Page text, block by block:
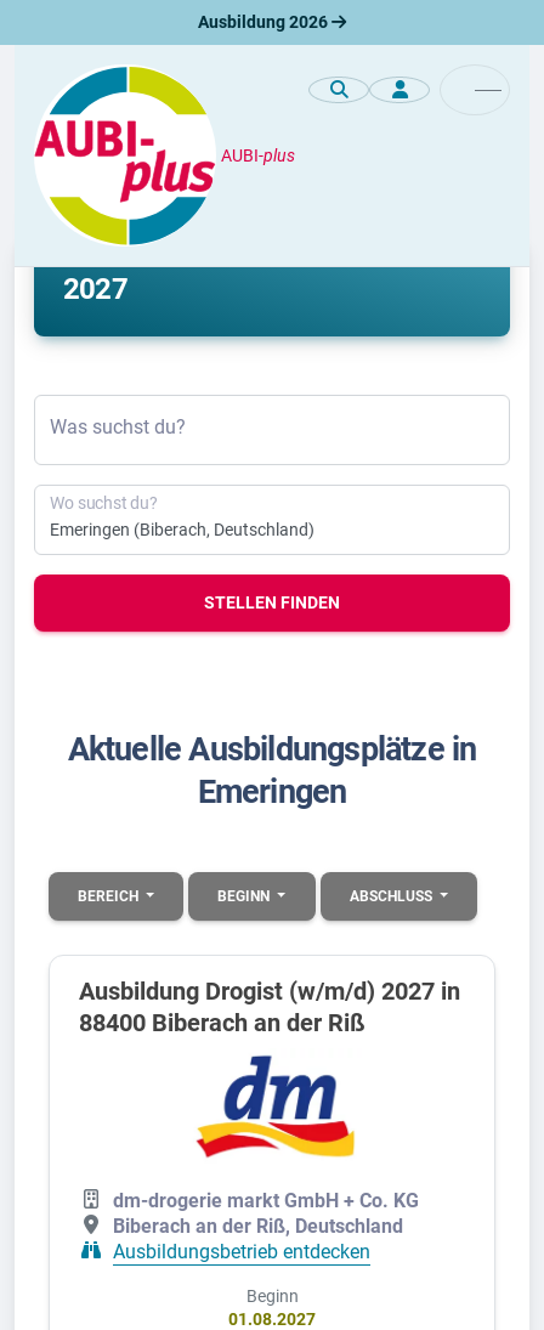
Ausbildung 2026
AUBI-plus
Ausbildung
Ausbildung Emeringen 2026 &
2027
Was suchst du?
Wo suchst du?
STELLEN FINDEN
Aktuelle Ausbildungsplätze in
Emeringen
BEREICH BEGINN ABSCHLUSS
Ausbildung Drogist (w/m/d) 2027 in
88400 Biberach an der Riß
dm-drogerie markt GmbH + Co. KG
Biberach an der Riß, Deutschland
Ausbildungsbetrieb entdecken
Beginn
01.08.2027